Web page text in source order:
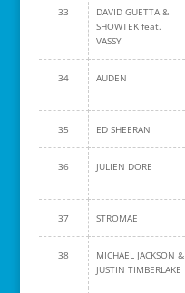
33
DAVID GUETTA &
SHOWTEK feat.
VASSY
34 AUDEN
35 ED SHEERAN
36 JULIEN DORE
37 STROMAE
38
MICHAEL JACKSON &
JUSTIN TIMBERLAKE